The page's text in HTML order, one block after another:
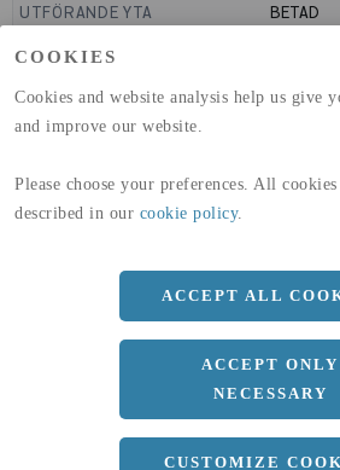
COOKIES
Cookies and website analysis help us give
and improve our website.
Please choose your preferences. All
described in our cookie policy.
ACCEPT ALL
ACCEPT ONLY
NECESSARY
CUSTOMIZE
UTFÖRANDE YTA
BETAD
GLOBAL WARMING POTENTIAL
GLOBAL WARMING POTENTIAL
(A4)
32,5kg
DIMENSIONER
a
b